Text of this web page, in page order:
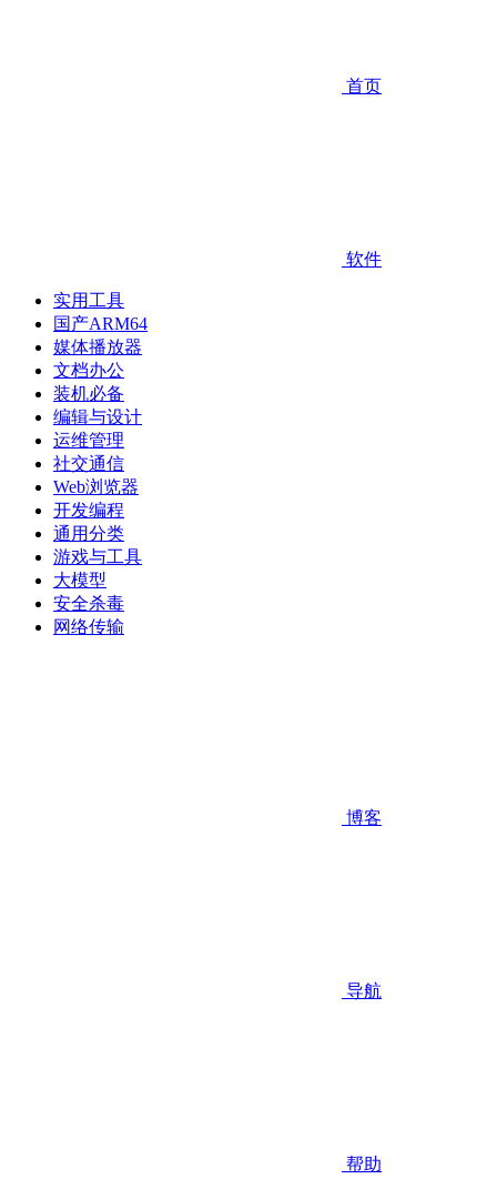
首页
软件
实用工具
国产ARM64
媒体播放器
文档办公
装机必备
编辑与设计
运维管理
社交通信
Web浏览器
开发编程
通用分类
游戏与工具
大模型
安全杀毒
网络传输
博客
导航
帮助